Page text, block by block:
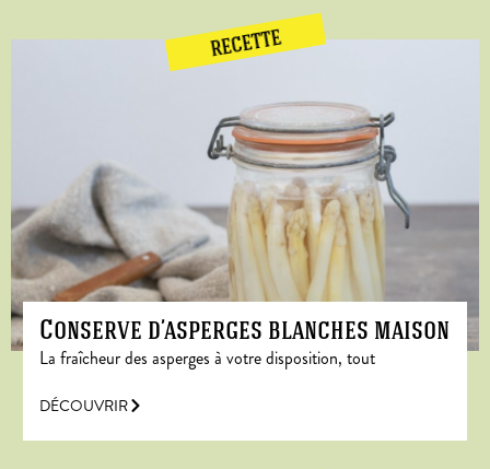
RECETTE
Conserve d’asperges blanches maison
La fraîcheur des asperges à votre disposition, tout
DÉCOUVRIR